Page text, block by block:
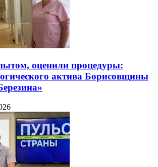
оценили процедуры:
актива Борисовщины